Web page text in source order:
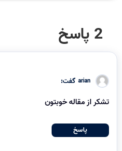
2 پاسخ
arian گفت:
تشکر از مقاله خوبتون
پاسخ